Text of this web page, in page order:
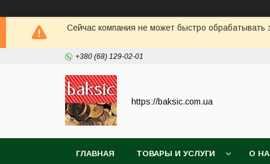
Сейчас компания не может быстро
+380 (68) 129-02-01
https://baksic.com.ua
ГЛАВНАЯ ТОВАРЫ И УСЛУГИ О